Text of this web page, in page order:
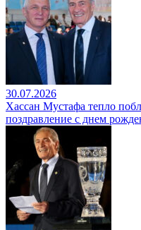
30.07.2026
Хассан Мустафа тепло
поздравление с днем